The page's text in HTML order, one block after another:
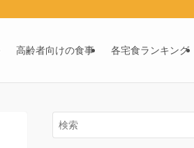
高齢者向けの食事 各宅食ランキング